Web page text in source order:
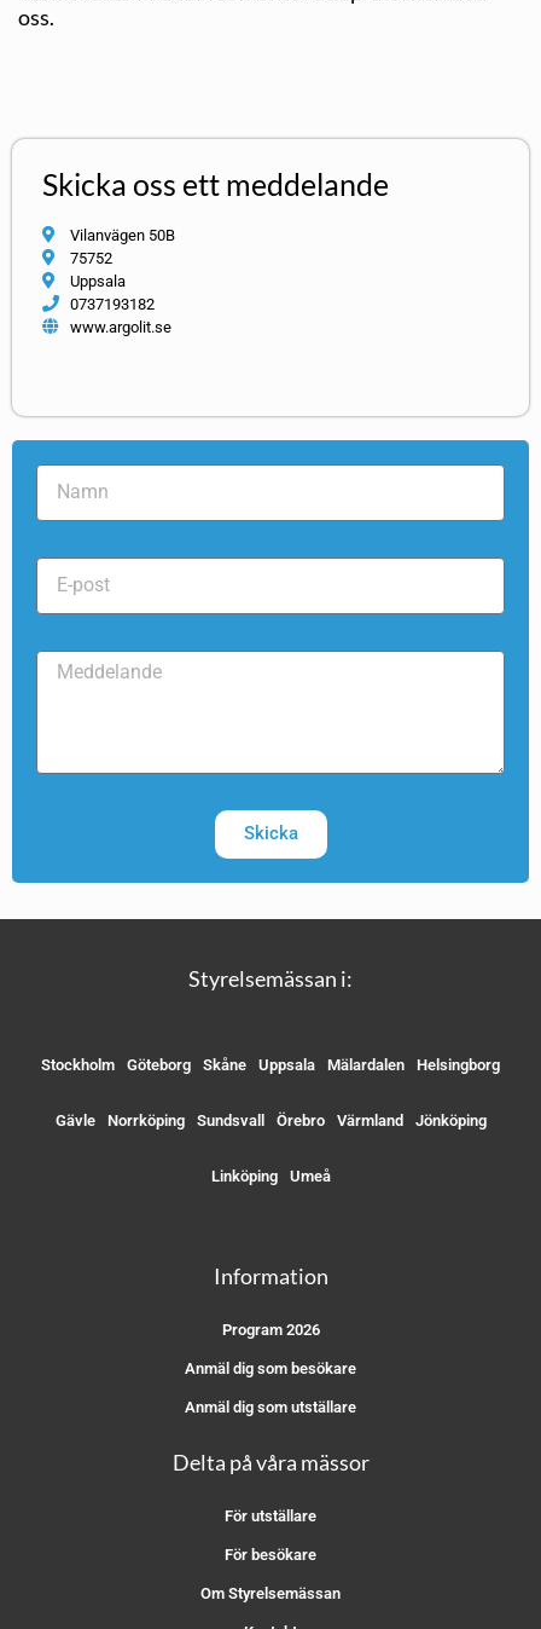
oss.
Skicka oss ett meddelande
Vilanvägen 50B
75752
Uppsala
0737193182
www.argolit.se
Skicka
Styrelsemässan i:
Stockholm Göteborg Skåne Uppsala Mälardalen Helsingborg
Gävle Norrköping Sundsvall Örebro Värmland Jönköping
Linköping Umeå
Information
Program 2026
Anmäl dig som besökare
Anmäl dig som utställare
Delta på våra mässor
För utställare
För besökare
Om Styrelsemässan